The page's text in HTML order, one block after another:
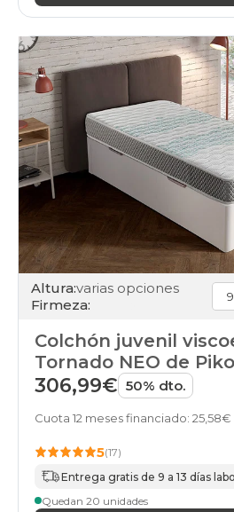
Altura:varias opciones
Firmeza:
Colchón juvenil
Tornado NEO de
306,99€ 50% dto.
Cuota 12 meses financiado: 25,58€
5(17)
Entrega gratis de 9 a 13 días
Quedan 20 unidades